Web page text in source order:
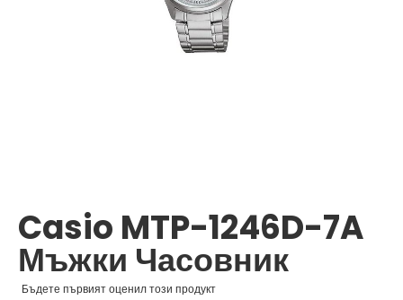
на
галерия
със
снимки
Casio MTP-1246D-7A
Мъжки Часовник
Бъдете първият оценил този продукт